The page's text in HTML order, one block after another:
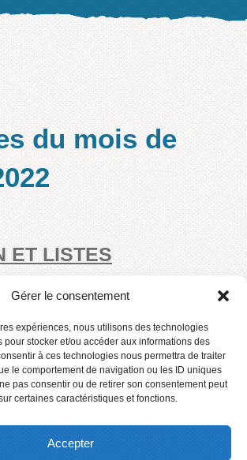
Gérer le consentement
expériences, nous utilisons des technologies
pour stocker et/ou accéder aux informations des
à ces technologies nous permettra de traiter
le comportement de navigation ou les ID uniques
pas consentir ou de retirer son consentement peut
certaines caractéristiques et fonctions.
Accepter
du mois de
ET LISTES
SCOLAIRES
que le dernier bulletin de votre
2021-2022 est disponible sur le
vous trouverez sur le site
école toutes[…]